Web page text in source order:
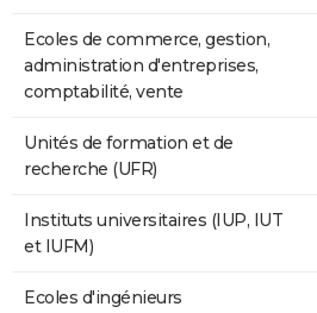
Ecoles de commerce, gestion,
administration d'entreprises,
comptabilité, vente
Unités de formation et de
recherche (UFR)
Instituts universitaires (IUP, IUT
et IUFM)
Ecoles d'ingénieurs